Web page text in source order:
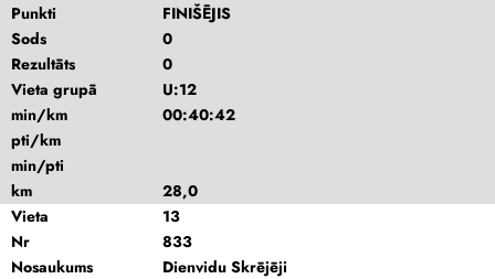
Punkti
FINIŠĒJIS
Sods
0
Rezultāts
0
Vieta grupā
U:12
min/km
00:40:42
pti/km
min/pti
km
28,0
Vieta
13
Nr
833
Nosaukums
Dienvidu Skrējēji